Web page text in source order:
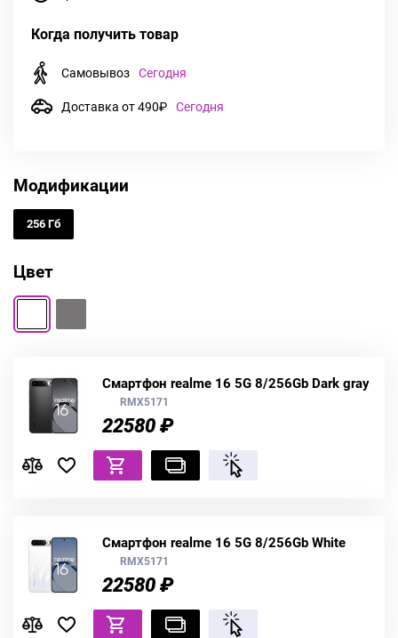
Когда получить товар
Самовывоз Сегодня
Доставка от 490₽ Сегодня
Модификации
256 Гб
Цвет
Смартфон realme 16 5G 8/256Gb Dark gray
RMX5171
22580 ₽
Смартфон realme 16 5G 8/256Gb White
RMX5171
22580 ₽